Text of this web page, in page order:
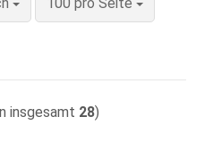
insgesamt 28)